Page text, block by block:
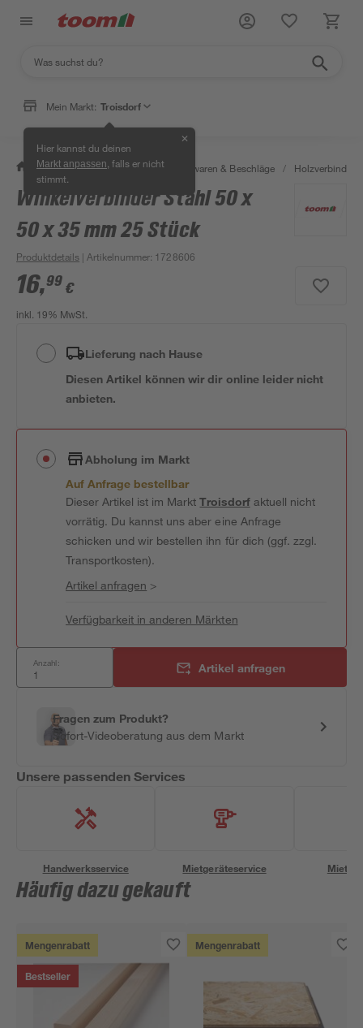
Mein Markt: Troisdorf
Hier kannst du deinen
Markt anpassen , falls er nicht
stimmt.
✕
/ Werkstatt & Maschinen / Eisenwaren & Beschläge / Holzverbinder
Winkelverbinder Stahl 50 x
50 x 35 mm 25 Stück
Produktdetails | Artikelnummer: 1728606
16,99 €
inkl. 19% MwSt.
Lieferung nach Hause
Diesen Artikel können wir dir online leider nicht
anbieten.
Abholung im Markt
Auf Anfrage bestellbar
Dieser Artikel ist im MarktTroisdorfaktuell nicht
vorrätig. Du kannst uns aber eine Anfrage
schicken und wir bestellen ihn für dich (ggf. zzgl.
Transportkosten).
Artikel anfragen >
Verfügbarkeit in anderen Märkten
Anzahl: Artikel anfragen
Fragen zum Produkt?
Sofort-Videoberatung aus dem Markt
Unsere passenden Services
Handwerksservice Mietgeräteservice
Häufig dazu gekauft
Mengenrabatt
Bestseller
Mengenrabatt